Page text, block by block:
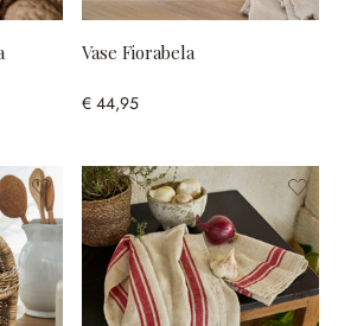
Vase Fiorabela
€ 44,95